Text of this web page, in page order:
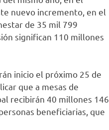
nuevo incremento, en el
de 35 mil 799
significan 110 millones
inicio el próximo 25 de
que a mesas de
recibirán 40 millones 146
beneficiarias, que